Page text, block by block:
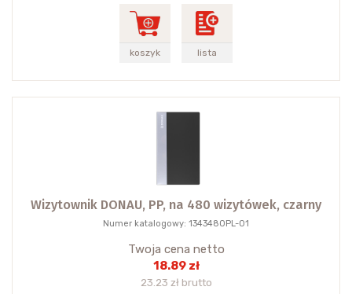
koszyk lista
Wizytownik DONAU, PP, na 480 wizytówek, czarny
Numer katalogowy: 1343480PL-01
Twoja cena netto
18.89 zł
23.23 zł brutto